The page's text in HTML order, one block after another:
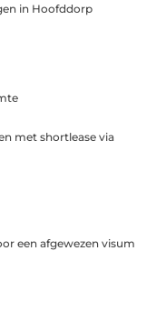
in Hoofddorp
met shortlease via
een afgewezen visum